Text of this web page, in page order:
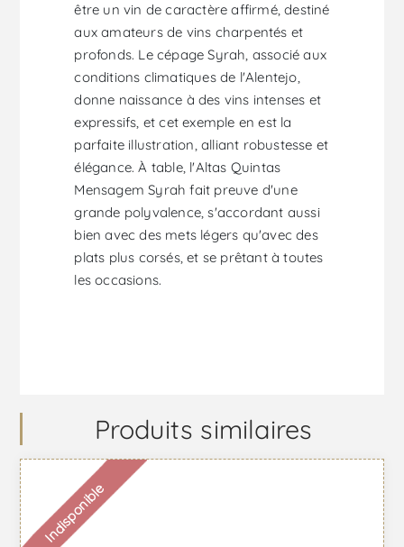
être un vin de caractère affirmé, destiné
aux amateurs de vins charpentés et
profonds. Le cépage Syrah, associé aux
conditions climatiques de l'Alentejo,
donne naissance à des vins intenses et
expressifs, et cet exemple en est la
parfaite illustration, alliant robustesse et
élégance. À table, l'Altas Quintas
Mensagem Syrah fait preuve d'une
grande polyvalence, s'accordant aussi
bien avec des mets légers qu'avec des
plats plus corsés, et se prêtant à toutes
les occasions.
Produits similaires
Indisponible